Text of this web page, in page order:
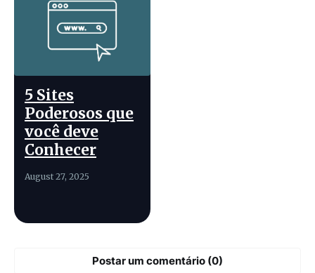
5 Sites
Poderosos que
você deve
Conhecer
August 27, 2025
Postar um comentário (0)